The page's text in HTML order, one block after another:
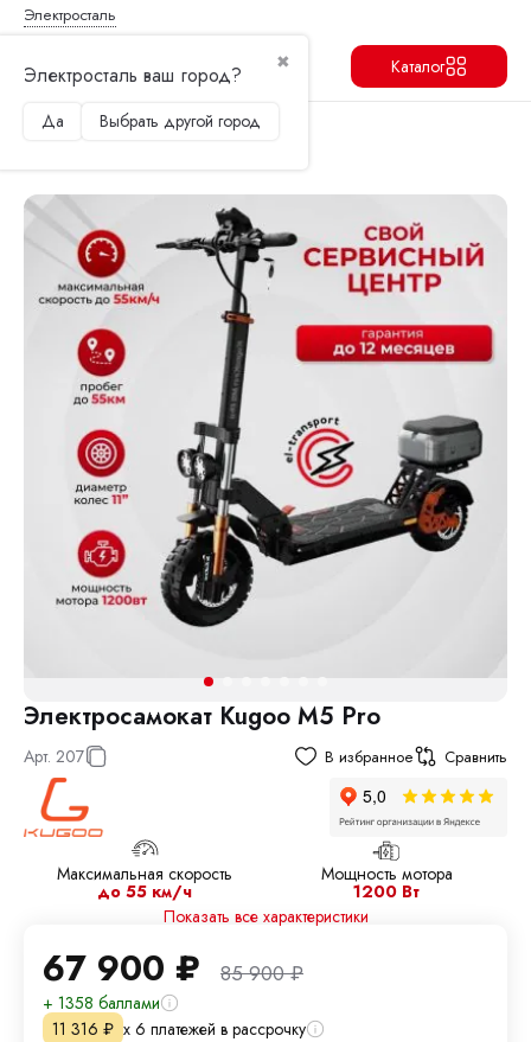
Электросталь
✖
Электросталь ваш город?
Да Выбрать другой город
Каталог
Главная Электросамокаты
Kugoo
Электросамокат Kugoo M5 Pro
Арт. 207 В избранное Сравнить
Максимальная скорость
до 55 км/ч
Мощность мотора
1200 Вт
Показать все характеристики
67 900 ₽ 85 900₽
+ 1358 баллами
11 316 ₽ х 6 платежей в рассрочку
Продолжить